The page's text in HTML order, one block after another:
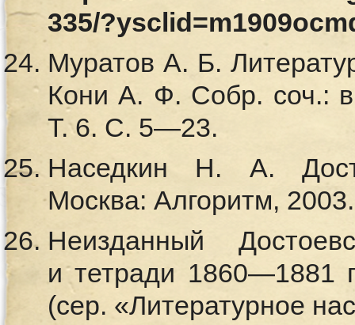
335/
Муратов А. Б.
Кони А. Ф. Собр. соч.:
Т. 6. С. 5—23.
Наседкин Н. А.
Москва: Алгоритм,
Неизданный
и тетради 1860—1881
(сер. «Литературное